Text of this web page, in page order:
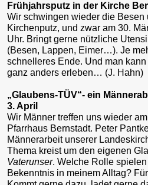
Frühjahrsputz in der Kirche
Wir schwingen wieder die Besen
Kirchenputz, und zwar am 30.
Uhr. Bringt gerne nützliche
(Besen, Lappen, Eimer…). Je
schnelleres Ende. Und man
ganz anders erleben… (J. Hahn)
„Glaubens-TÜV“- ein
3. April
Wir Männer treffen uns wieder
Pfarrhaus Bernstadt. Peter
Männerarbeit unserer
Thema kreist um den eigenen
Vaterunser. Welche Rolle
Bekenntnis in meinem Alltag?